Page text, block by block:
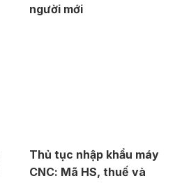
người mới
Thủ tục nhập khẩu máy
CNC: Mã HS, thuế và